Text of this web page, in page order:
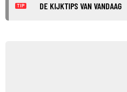
TIP DE KIJKTIPS VAN VANDAAG